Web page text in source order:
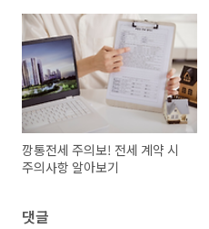
깡통전세 주의보! 전세 계약 시
주의사항 알아보기
댓글